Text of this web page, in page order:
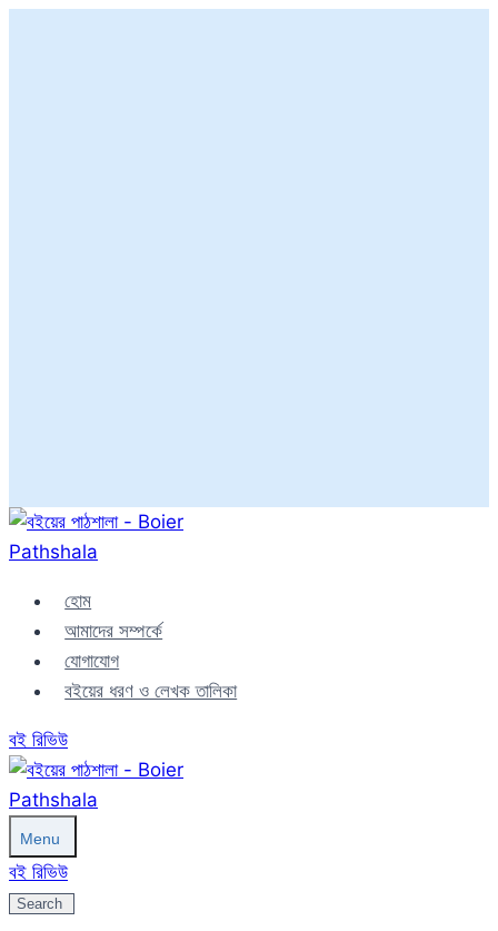
Skip
to
হোম
আমাদের সম্পর্কে
যোগাযোগ
বইয়ের ধরণ ও লেখক তালিকা
বই রিভিউ
Menu
বই রিভিউ
Search